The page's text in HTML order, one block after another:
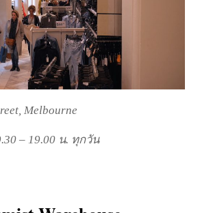
Melbourne
– 19.00 น. ทุกวัน